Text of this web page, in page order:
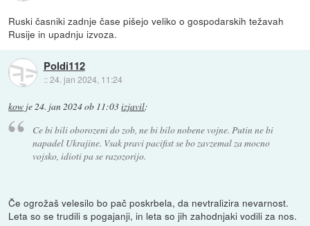
Ruski časniki zadnje čase pišejo veliko o gospodarskih težavah
Rusije in upadnju izvoza.
Poldi112
::24. jan 2024, 11:24
kow je24. jan 2024 ob 11:03izjavil:
Ce bi bili oborozeni do zob, ne bi bilo nobene vojne. Putin ne bi
napadel Ukrajine. Vsak pravi pacifist se bo zavzemal za mocno
vojsko, idioti pa se razozorijo.
Če ogrožaš velesilo bo pač poskrbela, da nevtralizira nevarnost.
Leta so se trudili s pogajanji, in leta so jih zahodnjaki vodili za nos.